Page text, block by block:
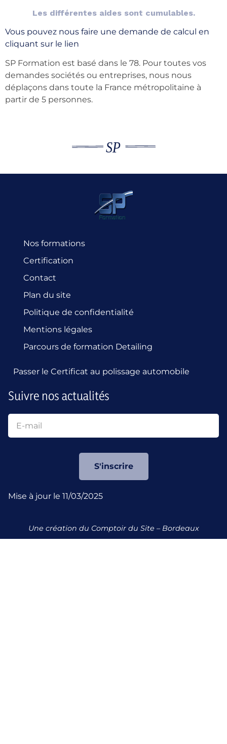
Les différentes aides sont cumulables.
Vous pouvez nous faire une demande de calcul en
cliquant sur le lien
SP Formation est basé dans le 78. Pour toutes vos
demandes sociétés ou entreprises, nous nous
déplaçons dans toute la France métropolitaine à
partir de 5 personnes.
Nos formations
Certification
Contact
Plan du site
Politique de confidentialité
Mentions légales
Parcours de formation Detailing
Passer le Certificat au polissage automobile
Suivre nos actualités
S'inscrire
Mise à jour le 11/03/2025
Une création du Comptoir du Site – Bordeaux